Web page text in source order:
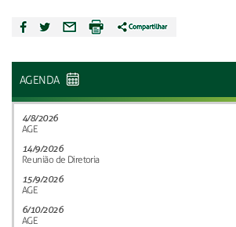
AGENDA
4/8/2026
AGE
14/9/2026
Reunião de Diretoria
15/9/2026
AGE
6/10/2026
AGE